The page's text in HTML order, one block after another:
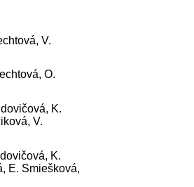
V.
O.
K.
V.
K.
E. Smiešková,